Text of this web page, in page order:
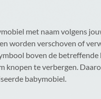
met naam volgens
worden verschoven of
boven de betreffende
knopen te verbergen.
babymobiel.